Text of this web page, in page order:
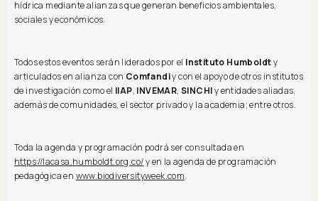
hídrica mediante alianzas que generan beneficios ambientales,
sociales y económicos.
Todos estos eventos serán liderados por el Instituto Humboldty
articulados en alianza con Comfandiy con el apoyo de otros institutos
de investigación como el IIAP, INVEMAR,SINCHIy entidades aliadas,
además de comunidades, el sector privado y la academia; entre otros.
Toda la agenda y programación podrá ser consultada en
https://lacasa.humboldt.org.co/y en la agenda de programación
pedagógica en www.biodiversityweek.com.